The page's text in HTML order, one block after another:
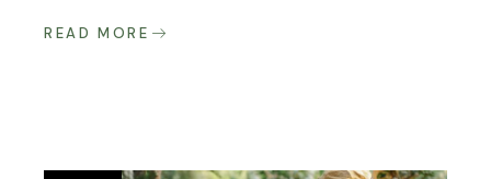
READ MORE